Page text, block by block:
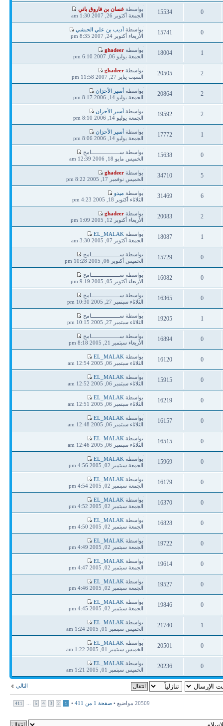
ردود
مشاهدات
0
ردود
15534
مشاهدات
آخر
مشاركة
بواسطةغسان بن فاروق باتي
الجمعة أكتوبر 26, 2007 1:30 am
0
ردود
15741
مشاهدات
آخر
مشاركة
بواسطةأديب بن علي الحبشي
الأربعاء أكتوبر 24, 2007 8:35 pm
1
ردود
18004
مشاهدات
آخر
مشاركة
بواسطةghadeer
الجمعة يوليو 06, 2007 6:10 pm
2
ردود
20505
مشاهدات
آخر
مشاركة
بواسطةghadeer
السبت يناير 27, 2007 11:58 pm
2
ردود
20864
مشاهدات
آخر
مشاركة
بواسطةأسير الأحزان
الجمعة يوليو 14, 2006 8:17 pm
2
ردود
19592
مشاهدات
آخر
مشاركة
بواسطةأسير الأحزان
الجمعة يوليو 14, 2006 8:10 pm
1
ردود
17772
مشاهدات
آخر
مشاركة
بواسطةأسير الأحزان
الجمعة يوليو 14, 2006 8:06 pm
0
ردود
15638
مشاهدات
آخر
مشاركة
بواسطة ســـــــــــــــــــامح
الخميس مايو 18, 2006 12:39 am
5
ردود
34710
مشاهدات
آخر
مشاركة
بواسطةghadeer
الخميس نوفمبر 17, 2005 8:22 pm
6
ردود
31469
مشاهدات
آخر
مشاركة
بواسطة ميدو
الثلاثاء أكتوبر 18, 2005 4:23 pm
2
ردود
20083
مشاهدات
آخر
مشاركة
بواسطةghadeer
الأربعاء أكتوبر 12, 2005 1:09 pm
1
ردود
18087
مشاهدات
آخر
مشاركة
بواسطة EL_MALAK
الجمعة أكتوبر 07, 2005 3:30 am
0
ردود
15729
مشاهدات
آخر
مشاركة
بواسطة ســـــــــــــــــــامح
الخميس أكتوبر 06, 2005 10:28 pm
0
ردود
16082
مشاهدات
آخر
مشاركة
بواسطة ســـــــــــــــــــامح
الأربعاء أكتوبر 05, 2005 9:19 pm
0
ردود
16365
مشاهدات
آخر
مشاركة
بواسطة ســـــــــــــــــــامح
الثلاثاء سبتمبر 27, 2005 10:30 pm
1
ردود
19205
مشاهدات
آخر
مشاركة
بواسطة ســـــــــــــــــــامح
الثلاثاء سبتمبر 27, 2005 10:15 pm
0
ردود
16894
مشاهدات
آخر
مشاركة
بواسطة ســـــــــــــــــــامح
الأربعاء سبتمبر 21, 2005 8:18 pm
0
ردود
16120
مشاهدات
آخر
مشاركة
بواسطة EL_MALAK
الثلاثاء سبتمبر 06, 2005 12:54 am
0
ردود
15915
مشاهدات
آخر
مشاركة
بواسطة EL_MALAK
الثلاثاء سبتمبر 06, 2005 12:52 am
0
ردود
16219
مشاهدات
آخر
مشاركة
بواسطة EL_MALAK
الثلاثاء سبتمبر 06, 2005 12:51 am
0
ردود
16157
مشاهدات
آخر
مشاركة
بواسطة EL_MALAK
الثلاثاء سبتمبر 06, 2005 12:48 am
0
ردود
16515
مشاهدات
آخر
مشاركة
بواسطة EL_MALAK
الثلاثاء سبتمبر 06, 2005 12:46 am
0
ردود
15969
مشاهدات
آخر
مشاركة
بواسطة EL_MALAK
الجمعة سبتمبر 02, 2005 4:56 pm
0
ردود
16179
مشاهدات
آخر
مشاركة
بواسطة EL_MALAK
الجمعة سبتمبر 02, 2005 4:54 pm
0
ردود
16370
مشاهدات
آخر
مشاركة
بواسطة EL_MALAK
الجمعة سبتمبر 02, 2005 4:52 pm
0
ردود
16828
مشاهدات
آخر
مشاركة
بواسطة EL_MALAK
الجمعة سبتمبر 02, 2005 4:50 pm
0
ردود
19722
مشاهدات
آخر
مشاركة
بواسطة EL_MALAK
الجمعة سبتمبر 02, 2005 4:49 pm
0
ردود
19614
مشاهدات
آخر
مشاركة
بواسطة EL_MALAK
الجمعة سبتمبر 02, 2005 4:47 pm
0
ردود
19527
مشاهدات
آخر
مشاركة
بواسطة EL_MALAK
الجمعة سبتمبر 02, 2005 4:46 pm
0
ردود
19846
مشاهدات
آخر
مشاركة
بواسطة EL_MALAK
الجمعة سبتمبر 02, 2005 4:45 pm
1
ردود
21740
مشاهدات
آخر
مشاركة
بواسطة EL_MALAK
الخميس سبتمبر 01, 2005 1:24 am
0
ردود
20501
مشاهدات
آخر
مشاركة
بواسطة EL_MALAK
الخميس سبتمبر 01, 2005 1:22 am
0
ردود
20236
مشاهدات
آخر
مشاركة
بواسطة EL_MALAK
الخميس سبتمبر 01, 2005 1:21 am
التالي
20509 مواضيع • صفحة 1 من 411
•
1
2
3
4
5
411